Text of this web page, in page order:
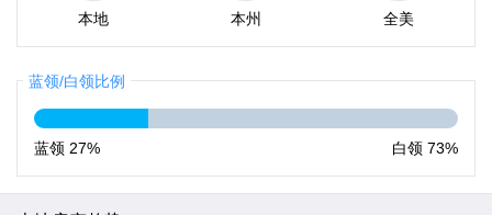
本地 本州 全美
蓝领/白领比例
蓝领 27% 白领 73%